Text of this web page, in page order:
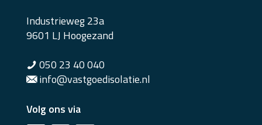
Industrieweg 23a
9601 LJ Hoogezand
050 23 40 040
info@vastgoedisolatie.nl
Volg ons via